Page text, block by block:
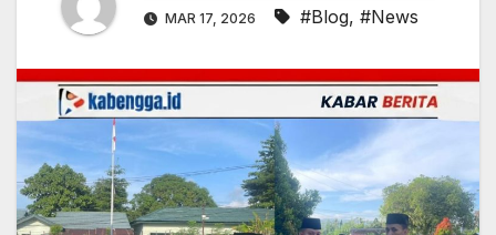
MAR 17, 2026 #Blog, #News